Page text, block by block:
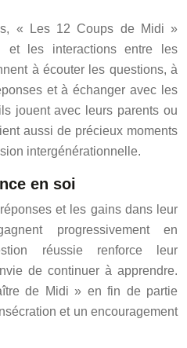
« Les 12 Coups de Midi »
et les interactions entre les
à écouter les questions, à
et à échanger avec les
jouent avec leurs parents ou
aussi de précieux moments
intergénérationnelle.
en soi
et les gains dans leur
progressivement en
réussie renforce leur
de continuer à apprendre.
de Midi » en fin de partie
et un encouragement